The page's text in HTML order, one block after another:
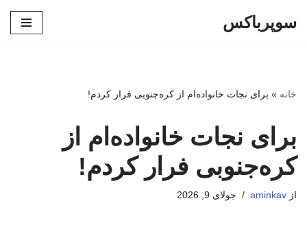
سوپرباکس
خانه » برای نجات خانواده‌ام از کره‌جنوبی فرار کردم!
برای نجات خانواده‌ام از
کره‌جنوبی فرار کردم!
از aminkav جولای 9, 2026